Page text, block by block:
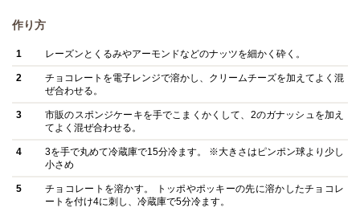
作り方
1 レーズンとくるみやアーモンドなどのナッツを細かく砕く。
2
チョコレートを電子レンジで溶かし、クリームチーズを加えてよく混
ぜ合わせる。
3
市販のスポンジケーキを手でこまくかくして、2のガナッシュを加え
てよく混ぜ合わせる。
4
3を手で丸めて冷蔵庫で15分冷ます。 ※大きさはピンポン球より少し
小さめ
5
チョコレートを溶かす。 トッポやポッキーの先に溶かしたチョコレ
ートを付け4に刺し、冷蔵庫で5分冷ます。